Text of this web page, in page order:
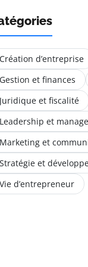
d’entreprise
et finances
et fiscalité
et
et
et
d’entrepreneur